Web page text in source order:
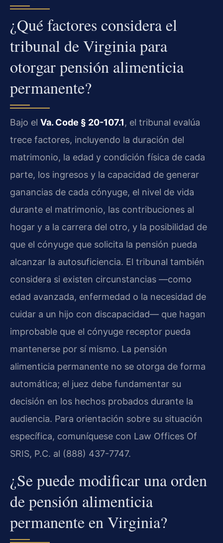
¿Qué factores considera el
tribunal de Virginia para
otorgar pensión alimenticia
permanente?
Bajo el Va. Code § 20-107.1, el tribunal evalúa
trece factores, incluyendo la duración del
matrimonio, la edad y condición física de cada
parte, los ingresos y la capacidad de generar
ganancias de cada cónyuge, el nivel de vida
durante el matrimonio, las contribuciones al
hogar y a la carrera del otro, y la posibilidad de
que el cónyuge que solicita la pensión pueda
alcanzar la autosuficiencia. El tribunal también
considera si existen circunstancias —como
edad avanzada, enfermedad o la necesidad de
cuidar a un hijo con discapacidad— que hagan
improbable que el cónyuge receptor pueda
mantenerse por sí mismo. La pensión
alimenticia permanente no se otorga de forma
automática; el juez debe fundamentar su
decisión en los hechos probados durante la
audiencia. Para orientación sobre su situación
específica, comuníquese con Law Offices Of
SRIS, P.C. al (888) 437-7747.
¿Se puede modificar una orden
de pensión alimenticia
permanente en Virginia?